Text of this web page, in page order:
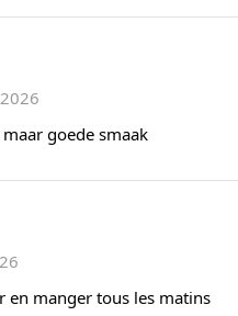
goede smaak
en manger tous les matins